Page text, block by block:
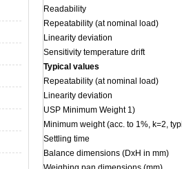
Readability
Repeatability (at nominal load)
Linearity deviation
Sensitivity temperature drift
Typical values
Repeatability (at nominal load)
Linearity deviation
USP Minimum Weight 1)
Minimum weight (acc. to 1%, k=2,
Settling time
Balance dimensions (DxH in mm)